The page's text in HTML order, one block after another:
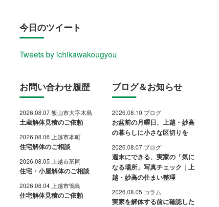
今日のツイート
Tweets by ichikawakougyou
お問い合わせ履歴
2026.08.07 飯山市大字木島
土蔵解体見積のご依頼
2026.08.06 上越市本町
住宅解体のご相談
2026.08.05 上越市富岡
住宅・小屋解体のご相談
2026.08.04 上越市鴨島
住宅解体見積のご依頼
ブログ＆お知らせ
2026.08.10 ブログ
お盆前の月曜日、上越・妙高
の暮らしに小さな区切りを
2026.08.07 ブログ
週末にできる、実家の「気に
なる場所」写真チェック｜上
越・妙高の住まい整理
2026.08.05 コラム
実家を解体する前に確認した